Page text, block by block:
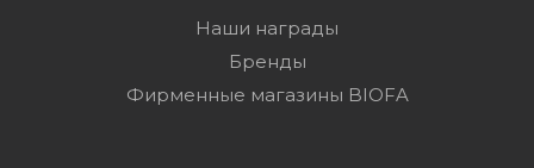
Наши награды
Бренды
Фирменные магазины BIOFA